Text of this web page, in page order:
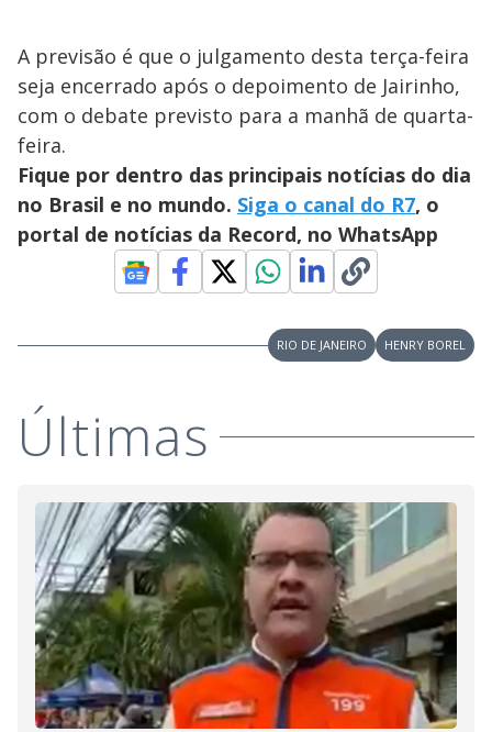
A previsão é que o julgamento desta terça-feira
seja encerrado após o depoimento de Jairinho,
com o debate previsto para a manhã de quarta-
feira.
Fique por dentro das principais notícias do dia
no Brasil e no mundo. Siga o canal do R7, o
portal de notícias da Record, no WhatsApp
RIO DE JANEIRO HENRY BOREL
Últimas